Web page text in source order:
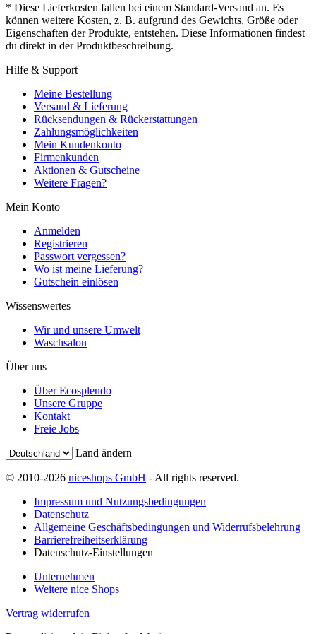
* Diese Lieferkosten fallen bei einem Standard-Versand an. Es
können weitere Kosten, z. B. aufgrund des Gewichts, Größe oder
Eigenschaften der Produkte, entstehen. Diese Informationen findest
du direkt in der Produktbeschreibung.
Hilfe & Support
Meine Bestellung
Versand & Lieferung
Rücksendungen & Rückerstattungen
Zahlungsmöglichkeiten
Mein Kundenkonto
Firmenkunden
Aktionen & Gutscheine
Weitere Fragen?
Mein Konto
Anmelden
Registrieren
Passwort vergessen?
Wo ist meine Lieferung?
Gutschein einlösen
Wissenswertes
Wir und unsere Umwelt
Waschsalon
Über uns
Über Ecosplendo
Unsere Gruppe
Kontakt
Freie Jobs
Land ändern
© 2010-2026 niceshops GmbH - All rights reserved.
Impressum und Nutzungsbedingungen
Datenschutz
Allgemeine Geschäftsbedingungen und Widerrufsbelehrung
Barrierefreiheitserklärung
Datenschutz-Einstellungen
Unternehmen
Weitere nice Shops
Vertrag widerrufen